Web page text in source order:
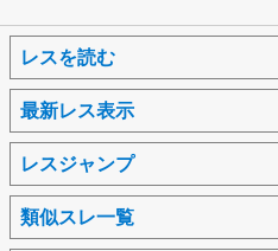
レスを読む
最新レス表示
レスジャンプ
類似スレ一覧